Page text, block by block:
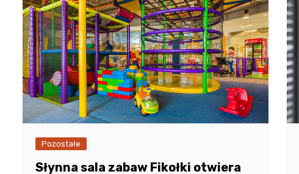
Pozostałe
Słynna sala zabaw Fikołki otwiera